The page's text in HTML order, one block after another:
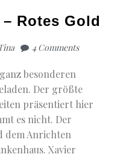
Rotes Gold
4 Comments
besonderen
Der größte
präsentiert hier
es nicht. Der
dem Anrichten
Xavier